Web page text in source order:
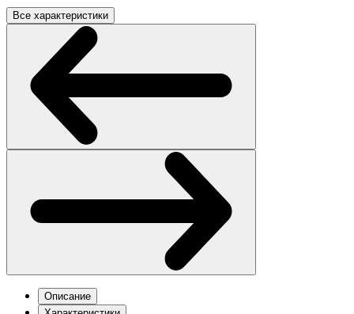
Все характеристики
Описание